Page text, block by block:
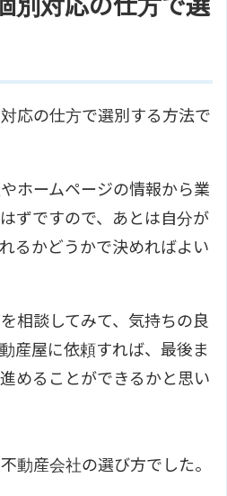
別対応の仕方で選
応の仕方で選別する方法で
ホームページの情報から業
ずですので、あとは自分が
るかどうかで決めればよい
相談してみて、気持ちの良
産屋に依頼すれば、最後ま
めることができるかと思い
動産会社の選び方でした。